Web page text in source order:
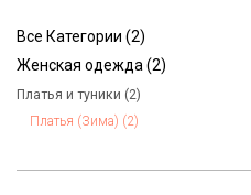
Все Категории (2)
Женская одежда (2)
Платья и туники (2)
Платья (Зима) (2)